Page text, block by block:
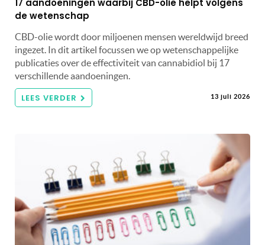
17 aandoeningen waarbij CBD-olie helpt volgens
de wetenschap
CBD-olie wordt door miljoenen mensen wereldwijd breed
ingezet. In dit artikel focussen we op wetenschappelijke
publicaties over de effectiviteit van cannabidiol bij 17
verschillende aandoeningen.
LEES VERDER 13 juli 2026